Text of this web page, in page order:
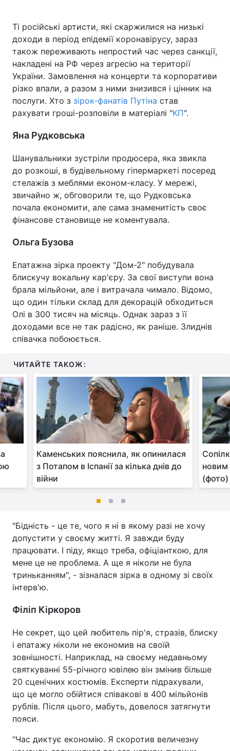
Ті російські артисти, які скаржилися на низькі
доходи в період епідемії коронавірусу, зараз
також переживають непростий час через санкції,
накладені на РФ через агресію на території
України. Замовлення на концерти та корпоративи
різко впали, а разом з ними знизився і цінник на
послуги. Хто з зірок-фанатів Путіна став
рахувати гроші-розповіли в матеріалі "КП".
Яна Рудковська
Шанувальники зустріли продюсера, яка звикла
до розкоші, в будівельному гіпермаркеті посеред
стелажів з меблями економ-класу. У мережі,
звичайно ж, обговорили те, що Рудковська
почала економити, але сама знаменитість своє
фінансове становище не коментувала.
Ольга Бузова
Епатажна зірка проекту "Дом-2" побудувала
блискучу вокальну кар'єру. За свої виступи вона
брала мільйони, але і витрачала чимало. Відомо,
що один тільки склад для декорацій обходиться
Олі в 300 тисяч на місяць. Однак зараз з її
доходами все не так радісно, як раніше. Злиднів
співачка побоюється.
ЧИТАЙТЕ ТАКОЖ:
Каменських пояснила, як опинилася
з Потапом в Іспанії за кілька днів до
війни
новим
(фото)
"Бідність - це те, чого я ні в якому разі не хочу
допустити у своєму житті. Я завжди буду
працювати. І піду, якщо треба, офіціанткою, для
мене це не проблема. А ще я ніколи не була
триньканням", - зізналася зірка в одному зі своїх
інтерв'ю.
Філіп Кіркоров
Не секрет, що цей любитель пір'я, стразів, блиску
і епатажу ніколи не економив на своїй
зовнішності. Наприклад, на своєму недавньому
святкуванні 55-річного ювілею він змінив більше
20 сценічних костюмів. Експерти підрахували,
що це могло обійтися співакові в 400 мільйонів
рублів. Після цього, мабуть, довелося затягнути
пояси.
"Час диктує економію. Я скоротив величезну